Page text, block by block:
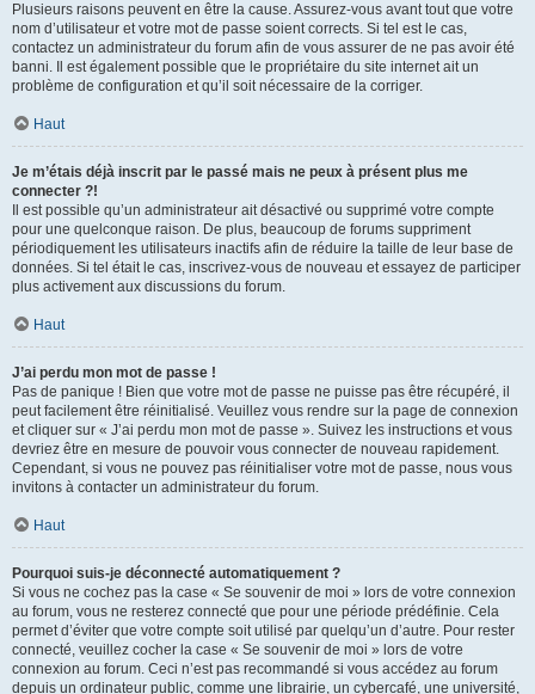
Plusieurs raisons peuvent en être la cause. Assurez-vous avant tout que votre
nom d’utilisateur et votre mot de passe soient corrects. Si tel est le cas,
contactez un administrateur du forum afin de vous assurer de ne pas avoir été
banni. Il est également possible que le propriétaire du site internet ait un
problème de configuration et qu’il soit nécessaire de la corriger.
Haut
Je m’étais déjà inscrit par le passé mais ne peux à présent plus me
connecter ?!
Il est possible qu’un administrateur ait désactivé ou supprimé votre compte
pour une quelconque raison. De plus, beaucoup de forums suppriment
périodiquement les utilisateurs inactifs afin de réduire la taille de leur base de
données. Si tel était le cas, inscrivez-vous de nouveau et essayez de participer
plus activement aux discussions du forum.
Haut
J’ai perdu mon mot de passe !
Pas de panique ! Bien que votre mot de passe ne puisse pas être récupéré, il
peut facilement être réinitialisé. Veuillez vous rendre sur la page de connexion
et cliquer sur « J’ai perdu mon mot de passe ». Suivez les instructions et vous
devriez être en mesure de pouvoir vous connecter de nouveau rapidement.
Cependant, si vous ne pouvez pas réinitialiser votre mot de passe, nous vous
invitons à contacter un administrateur du forum.
Haut
Pourquoi suis-je déconnecté automatiquement ?
Si vous ne cochez pas la case « Se souvenir de moi » lors de votre connexion
au forum, vous ne resterez connecté que pour une période prédéfinie. Cela
permet d’éviter que votre compte soit utilisé par quelqu’un d’autre. Pour rester
connecté, veuillez cocher la case « Se souvenir de moi » lors de votre
connexion au forum. Ceci n’est pas recommandé si vous accédez au forum
depuis un ordinateur public, comme une librairie, un cybercafé, une université,